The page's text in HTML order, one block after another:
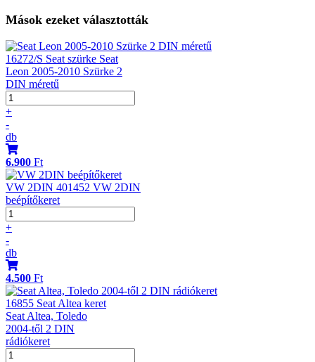
Mások ezeket választották
16272/S Seat szürke Seat
Leon 2005-2010 Szürke 2
DIN méretű
+
-
db
6.900 Ft
VW 2DIN 401452 VW 2DIN
beépítőkeret
+
-
db
4.500 Ft
16855 Seat Altea keret
Seat Altea, Toledo
2004-től 2 DIN
rádiókeret